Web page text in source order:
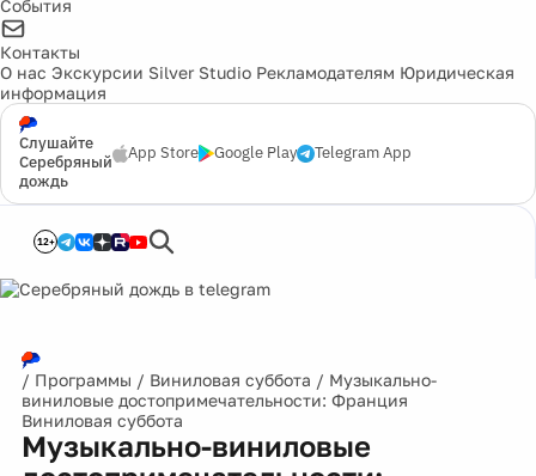
События
Контакты
О нас Экскурсии Silver Studio Рекламодателям Юридическая
информация
Слушайте
Серебряный
дождь
App Store Google Play Telegram App
12+
/ Программы / Виниловая суббота / Музыкально-
виниловые достопримечательности: Франция
Виниловая суббота
Музыкально-виниловые